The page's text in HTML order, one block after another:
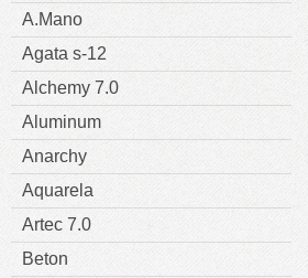
A.Mano
Agata s-12
Alchemy 7.0
Aluminum
Anarchy
Aquarela
Artec 7.0
Beton